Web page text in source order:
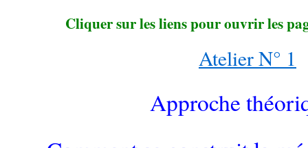
Cliquer sur les liens pour ouvrir les
Atelier N° 1
Approche